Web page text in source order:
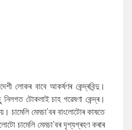
লোকৰ বাবে আকৰ্ষণৰ কেন্দ্ৰবিন্দু।
টোকলাই চাহ গৱেষণা কেন্দ্ৰ।
চামেলি মেমচা'বৰ বাংলোটোৰ কাষতে
চামেলি মেমচা'বৰ দৃশ্যগ্ৰহণ কৰাৰ